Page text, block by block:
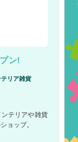
ン!
リア雑貨
テリアや雑貨
ョップ。